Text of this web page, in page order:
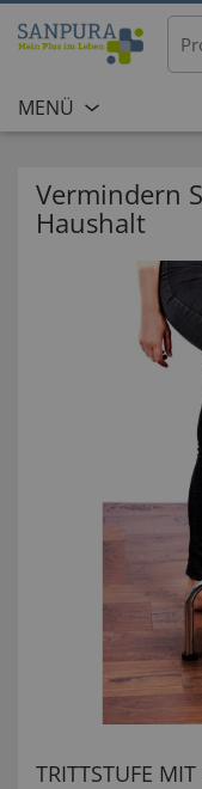
MENÜ
Vermindern
Haushalt
TRITTSTUFE